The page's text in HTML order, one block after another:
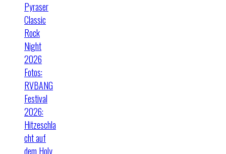
Pyraser
Classic
Rock
Night
2026
Fotos:
RVBANG
Festival
2026:
Hitzeschla
cht auf
dem Holy